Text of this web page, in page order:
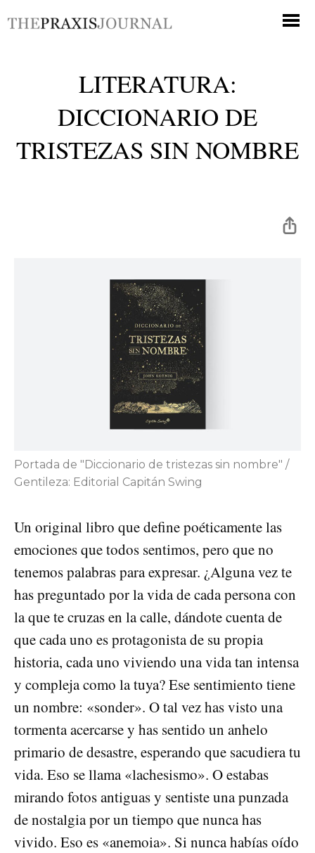
LITERATURA:
DICCIONARIO DE
TRISTEZAS SIN NOMBRE
Portada de "Diccionario de tristezas sin nombre" /
Gentileza: Editorial Capitán Swing
Un original libro que define poéticamente las
emociones que todos sentimos, pero que no
tenemos palabras para expresar. ¿Alguna vez te
has preguntado por la vida de cada persona con
la que te cruzas en la calle, dándote cuenta de
que cada uno es protagonista de su propia
historia, cada uno viviendo una vida tan intensa
y compleja como la tuya? Ese sentimiento tiene
un nombre: «sonder». O tal vez has visto una
tormenta acercarse y has sentido un anhelo
primario de desastre, esperando que sacudiera tu
vida. Eso se llama «lachesismo». O estabas
mirando fotos antiguas y sentiste una punzada
de nostalgia por un tiempo que nunca has
vivido. Eso es «anemoia». Si nunca habías oído